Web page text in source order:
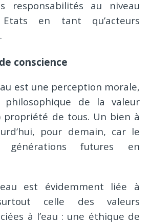
responsabilités au niveau
en tant qu’acteurs
conscience
est une perception morale,
philosophique de la valeur
propriété de tous. Un bien à
pour demain, car le
générations futures en
est évidemment liée à
celle des valeurs
à l’eau : une éthique de